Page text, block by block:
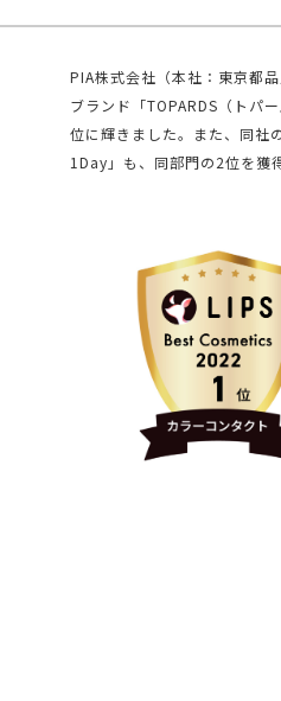
PIA株式会社（本社：東京都
ブランド「TOPARDS（トパ
位に輝きました。また、同社
1Day」も、同部門の2位を獲